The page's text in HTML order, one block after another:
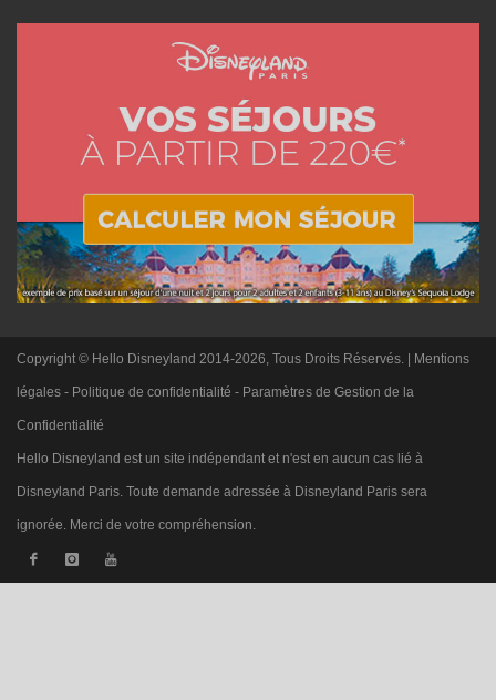
Copyright © Hello Disneyland 2014-2026, Tous Droits Réservés. | Mentions
légales - Politique de confidentialité - Paramètres de Gestion de la
Confidentialité
Hello Disneyland est un site indépendant et n'est en aucun cas lié à
Disneyland Paris. Toute demande adressée à Disneyland Paris sera
ignorée. Merci de votre compréhension.